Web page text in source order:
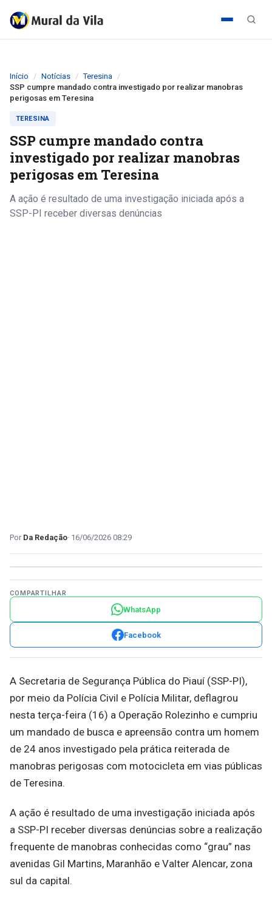
Início Notícias
Teresina
SSP cumpre mandado contra investigado por realizar manobras
perigosas em Teresina
TERESINA
SSP cumpre mandado contra
investigado por realizar manobras
perigosas em Teresina
A ação é resultado de uma investigação iniciada após a
SSP-PI receber diversas denúncias
Da Redação 16/06/2026 08:29
COMPARTILHAR
WhatsApp
Facebook
A Secretaria de Segurança Pública do Piauí (SSP-PI),
por meio da Polícia Civil e Polícia Militar, deflagrou
nesta terça-feira (16) a Operação Rolezinho e cumpriu
um mandado de busca e apreensão contra um homem
de 24 anos investigado pela prática reiterada de
manobras perigosas com motocicleta em vias públicas
de Teresina.
A ação é resultado de uma investigação iniciada após
a SSP-PI receber diversas denúncias sobre a realização
frequente de manobras conhecidas como “grau” nas
avenidas Gil Martins, Maranhão e Valter Alencar, zona
sul da capital.